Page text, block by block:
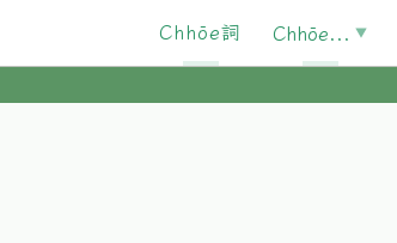
Chhōe詞 Chhōe...